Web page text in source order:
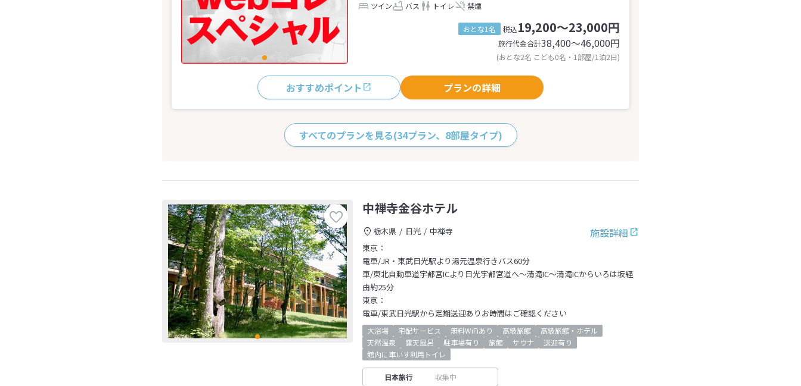
ツイン
バス トイレ 禁煙
おとな1名 税込19,200～23,000円
旅行代金合計38,400〜46,000円
(おとな2名 こども0名・1部屋/1泊2日)
おすすめポイント プランの詳細
すべてのプランを見る(34プラン、8部屋タイプ)
中禅寺金谷ホテル
施設詳細
栃木県 日光
中禅寺
東京：
電車/JR・東武日光駅より湯元温泉行きバス60分
車/東北自動車道宇都宮ICより日光宇都宮道へ～清滝IC～清滝ICからいろは坂経
由約25分
東京：
電車/東武日光駅から定期送迎ありお時間はご確認ください
大浴場 宅配サービス 無料WiFiあり 高級旅館
高級旅館・ホテル
天然温泉
露天風呂 駐車場有り 旅館 サウナ
送迎有り
館内に車いす利用トイレ
日本旅行 収集中